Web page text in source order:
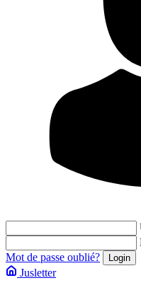
Mot de passe oublié?
Jusletter